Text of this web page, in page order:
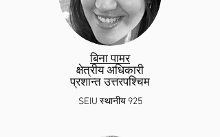
बिना पामर
क्षेत्रीय अधिकारी
प्रशान्त उत्तरपश्चिम
SEIU स्थानीय 925